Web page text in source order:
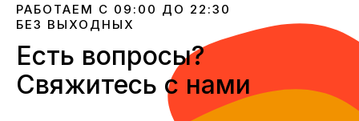
РАБОТАЕМ С 09:00 ДО 22:30
БЕЗ ВЫХОДНЫХ
Есть вопросы?
Свяжитесь с нами